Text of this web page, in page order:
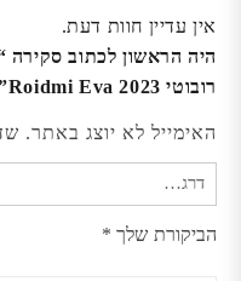
אין עדיין חוות דעת.
היה הראשון לכתוב סקירה
רובוטי Roidmi Eva 2023”
האימייל לא יוצג באתר.
הביקורת שלך *